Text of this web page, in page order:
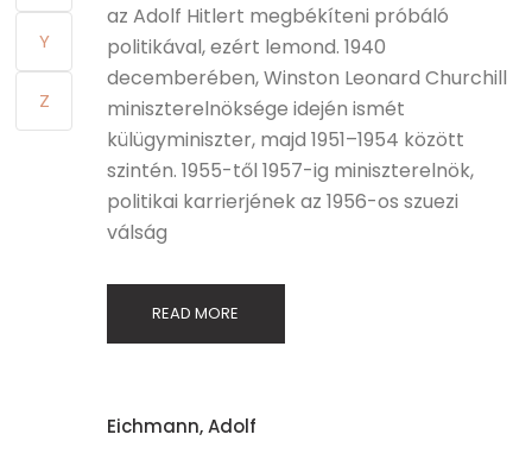
Y
Z
az Adolf Hitlert megbékíteni próbáló
politikával, ezért lemond. 1940
decemberében, Winston Leonard Churchill
miniszterelnöksége idején ismét
külügyminiszter, majd 1951–1954 között
szintén. 1955-től 1957-ig miniszterelnök,
politikai karrierjének az 1956-os szuezi
válság
READ MORE
Eichmann, Adolf